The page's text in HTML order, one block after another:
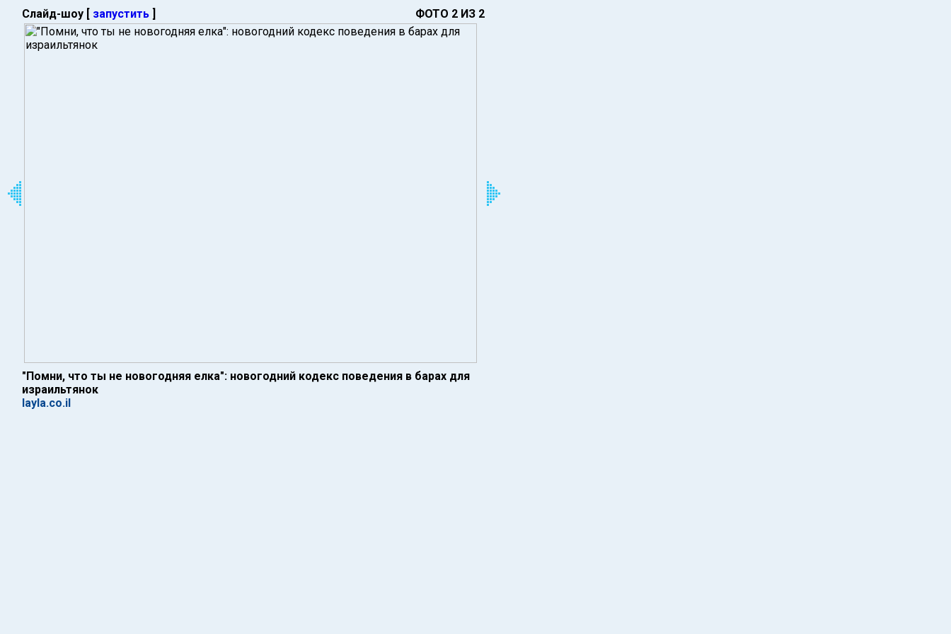
Слайд-шоу [ запустить ] ФОТО 2 ИЗ 2
"Помни, что ты не новогодняя елка": новогодний кодекс поведения в барах для
израильтянок
layla.co.il